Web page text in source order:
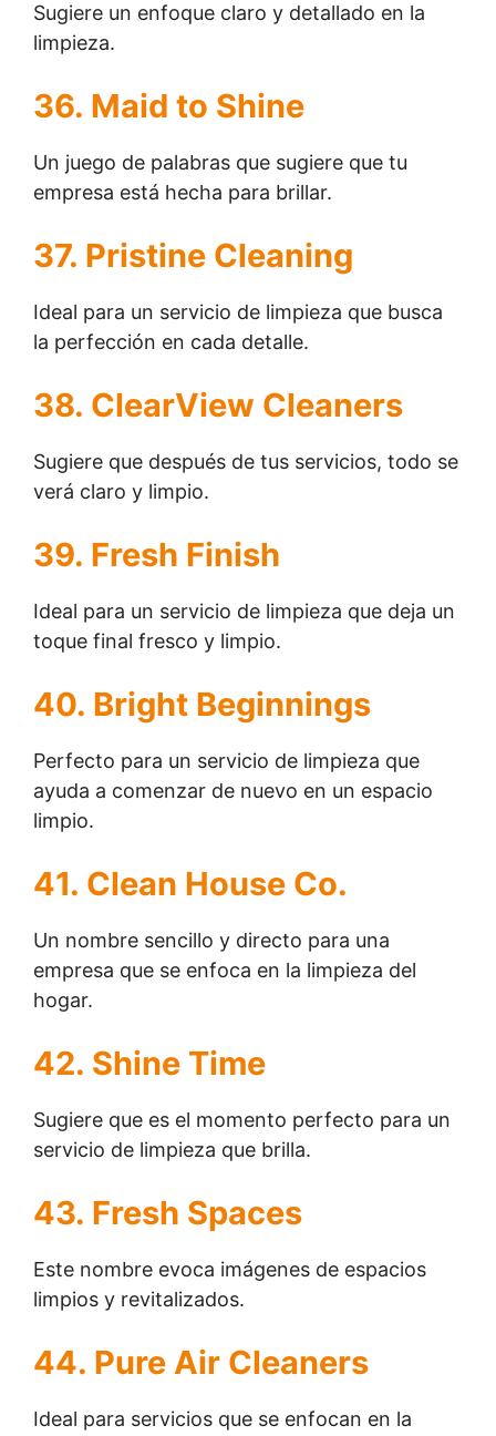
Sugiere un enfoque claro y detallado en la
limpieza.
36. Maid to Shine
Un juego de palabras que sugiere que tu
empresa está hecha para brillar.
37. Pristine Cleaning
Ideal para un servicio de limpieza que busca
la perfección en cada detalle.
38. ClearView Cleaners
Sugiere que después de tus servicios, todo se
verá claro y limpio.
39. Fresh Finish
Ideal para un servicio de limpieza que deja un
toque final fresco y limpio.
40. Bright Beginnings
Perfecto para un servicio de limpieza que
ayuda a comenzar de nuevo en un espacio
limpio.
41. Clean House Co.
Un nombre sencillo y directo para una
empresa que se enfoca en la limpieza del
hogar.
42. Shine Time
Sugiere que es el momento perfecto para un
servicio de limpieza que brilla.
43. Fresh Spaces
Este nombre evoca imágenes de espacios
limpios y revitalizados.
44. Pure Air Cleaners
Ideal para servicios que se enfocan en la